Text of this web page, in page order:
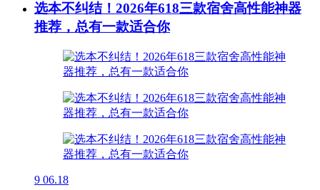
选本不纠结！2026年618三款宿舍高性能神器
推荐，总有一款适合你
9 06.18